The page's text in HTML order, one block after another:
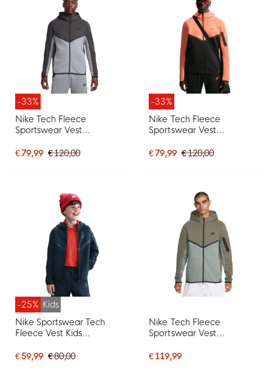
-33%
Nike Tech Fleece
Sportswear Vest
€ 79,99 € 120,00
-33%
Nike Tech Fleece
Sportswear Vest
€ 79,99 € 120,00
-25% Kids
Nike Sportswear Tech
Fleece Vest Kids
€ 59,99 € 80,00
Nike Tech Fleece
Sportswear Vest
€ 119,99